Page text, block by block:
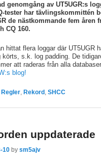
genomgång av UT5UGR:s
tester har tävlingskommittén
de nästkommande fem åren
CQ 160.
hittat flera loggar där UT5UGR
körts, s.k. log padding. De
att raderas från alla
blog!
,Regler ,Rekord ,SHCC
uppdaterade
10 bysm5ajv